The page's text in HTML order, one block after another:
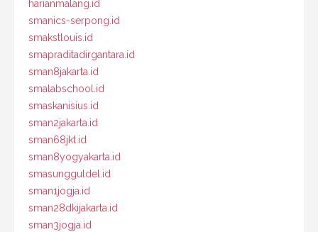
harianmalang.id
smanics-serpong.id
smakstlouis.id
smapraditadirgantara.id
sman8jakarta.id
smalabschool.id
smaskanisius.id
sman2jakarta.id
sman68jkt.id
sman8yogyakarta.id
smasungguldel.id
sman1jogja.id
sman28dkijakarta.id
sman3jogja.id